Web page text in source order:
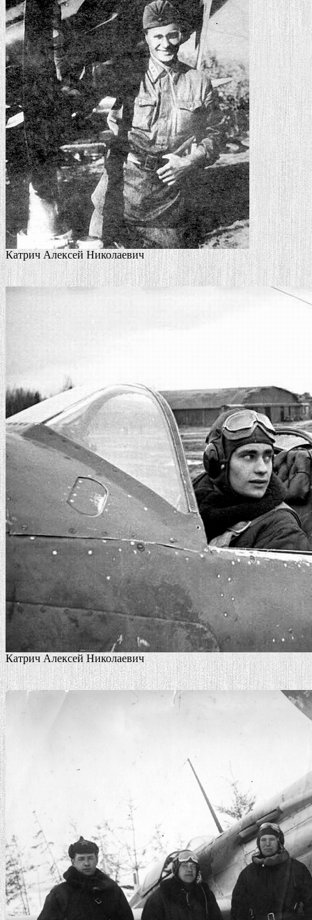
Катрич Алексей Николаевич
Катрич Алексей Николаевич